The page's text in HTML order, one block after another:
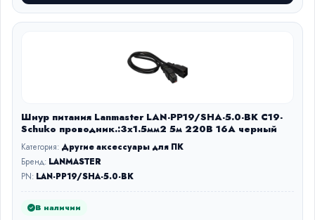
Шнур питания Lanmaster LAN-PP19/SHA-5.0-BK C19-
Schuko проводник.:3x1.5мм2 5м 220В 16А черный
Категория: Другие аксессуары для ПК
Бренд: LANMASTER
PN: LAN-PP19/SHA-5.0-BK
В наличии